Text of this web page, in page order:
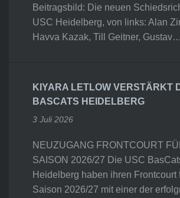
Beitragsbild: Die neuen
USC Heidelberg, von links: Alan
Havva Kazak, Till Geitner, Gustav…
KIYARA LETLOW VERSTÄRKT
BASCATS HEIDELBERG
3 Juli 2026
NEUZUGANG FRONTCOURT
SAISON 2026/27 Die USC
Heidelberg haben ihren Frontcourt
Saison 2026/27 mit einer der